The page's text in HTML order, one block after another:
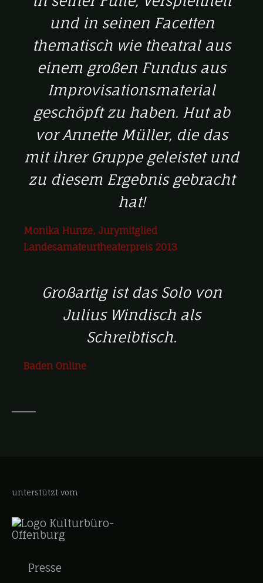
und in seinen Facetten
thematisch wie theatral aus
einem großen Fundus aus
Improvisationsmaterial
geschöpft zu haben. Hut ab
vor Annette Müller, die das
mit ihrer Gruppe geleistet und
zu diesem Ergebnis gebracht
hat!
Monika Hunze, Jurymitglied
Landesamateurtheaterpreis 2013
Großartig ist das Solo von
Julius Windisch als
Schreibtisch.
Baden Online
unterstützt vom
Presse